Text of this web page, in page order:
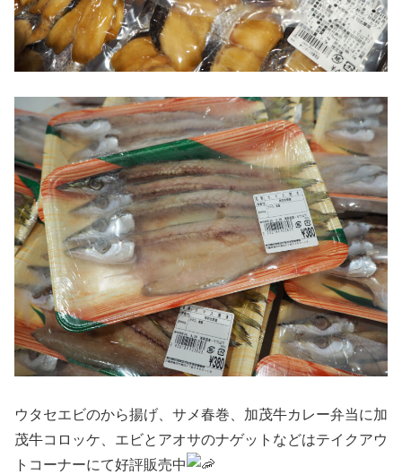
ウタセエビのから揚げ、サメ春巻、加茂牛カレー弁当に加
茂牛コロッケ、エビとアオサのナゲットなどはテイクアウ
トコーナーにて好評販売中